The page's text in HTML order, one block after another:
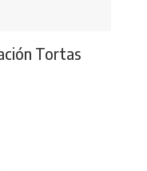
Tortas